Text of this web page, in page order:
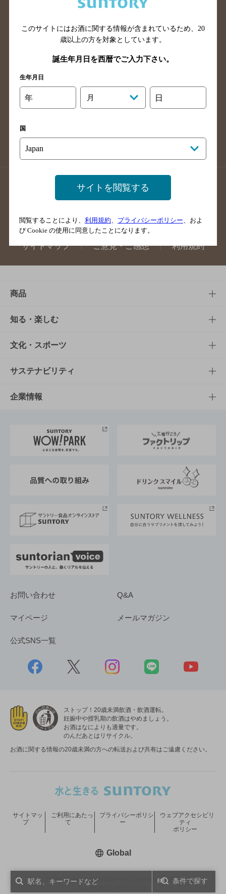
滋賀県のバー検索
和歌山県のバー検索
山口県のバー検索
鳥取県のバー検索
島根県のバー検索
徳島県のバー検索
高知県のバー検索
福岡県のバー検索
長崎県のバー検索
佐賀県のバー検索
店舗登録方法のご案内
店舗情報更新方法のご案内
掲載店舗様ログイン
サイトマップ ご意見・ご感想 利用規約
条件で探す
商品
商品TOP
商品一覧
商品発売情報
栄養成分一覧
知る・楽しむ
知る・楽しむTOP
キャンペーン
工場見学
地域情報
文化・スポーツ
文化・スポーツTOP
サントリーホール
サントリーサンバーズ大阪
サステナビリティ
サステナビリティTOP
サントリーが考えるサステナビリティ経営
企業情報
企業概要
採用情報
お問い合わせ Q&A
マイページ メールマガジン
公式SNS一覧
ストップ！20歳未満飲酒・飲酒運転。
妊娠中や授乳期の飲酒はやめましょう。
お酒はなによりも適量です。
のんだあとはリサイクル。
お酒に関する情報の20歳未満の方への転送および共有はご遠慮ください。
COPYRIGHT © SUNTORY HOLDINGS LIMITED.
サイトマッ
プ
ご利用にあたっ
て
プライバシーポリシ
ー
ウェブアクセシビリ
ティ
ポリシー
Global新しいウィンドウで開く
このサイトにはお酒に関する情報が含まれているため、 20
歳以上の方を対象としています。
誕生年月日を西暦でご入力下さい。
生年月日
年 月 日
国
サイトを閲覧する
閲覧することにより、 利用規約 プライバシーポリシー 、およ
び Cookie の使用に同意したことになります。